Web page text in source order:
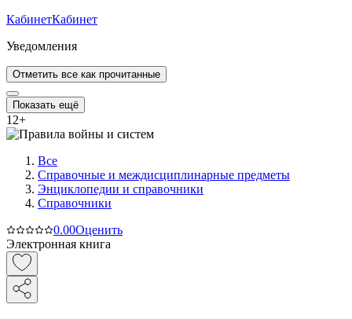
КабинетКабинет
Уведомления
Отметить все как прочитанные
Показать ещё
12+
Все
Справочные и междисциплинарные предметы
Энциклопедии и справочники
Справочники
0.00Оценить
Электронная книга